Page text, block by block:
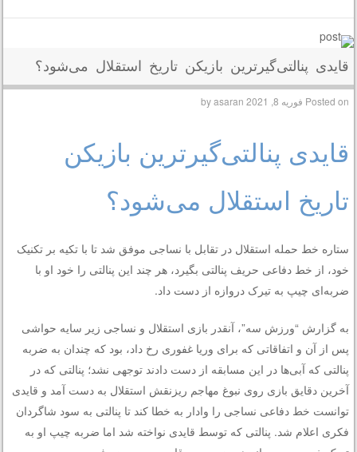
قایدی پنالتی‌گیرترین بازیکن تاریخ استقلال می‌شود؟
Posted onفوریه 8, 2021 by
asaran
قایدی پنالتی‌گیرترین بازیکن
تاریخ استقلال می‌شود؟
ستاره خط حمله استقلال در تقابل با نساجی موفق شد تا با تکیه بر تکنیک
خود، از خط دفاعی حریف پنالتی بگیرد، هر چند این پنالتی را خود او با
ضربه‌ای چیپ به تیرک دروازه از دست داد.
به گزارش “ورزش سه”، آنقدر بازی استقلال و نساجی زیر سایه حواشی
پس از آن و اتفاقاتی که برای وریا غفوری رخ داد، بود که چندان به ضربه
پنالتی که آبی‌ها در این مسابقه از دست دادند توجهی نشد؛ پنالتی که در
آخرین دقایق بازی روی نبوغ مهاجم ریزنقش استقلال به دست آمد و قایدی
توانست خط دفاعی نساجی را وادار به خطا کند تا پنالتی به سود شاگردان
فکری اعلام شد. پنالتی که توسط قایدی نواخته شد اما ضربه چیپ او به